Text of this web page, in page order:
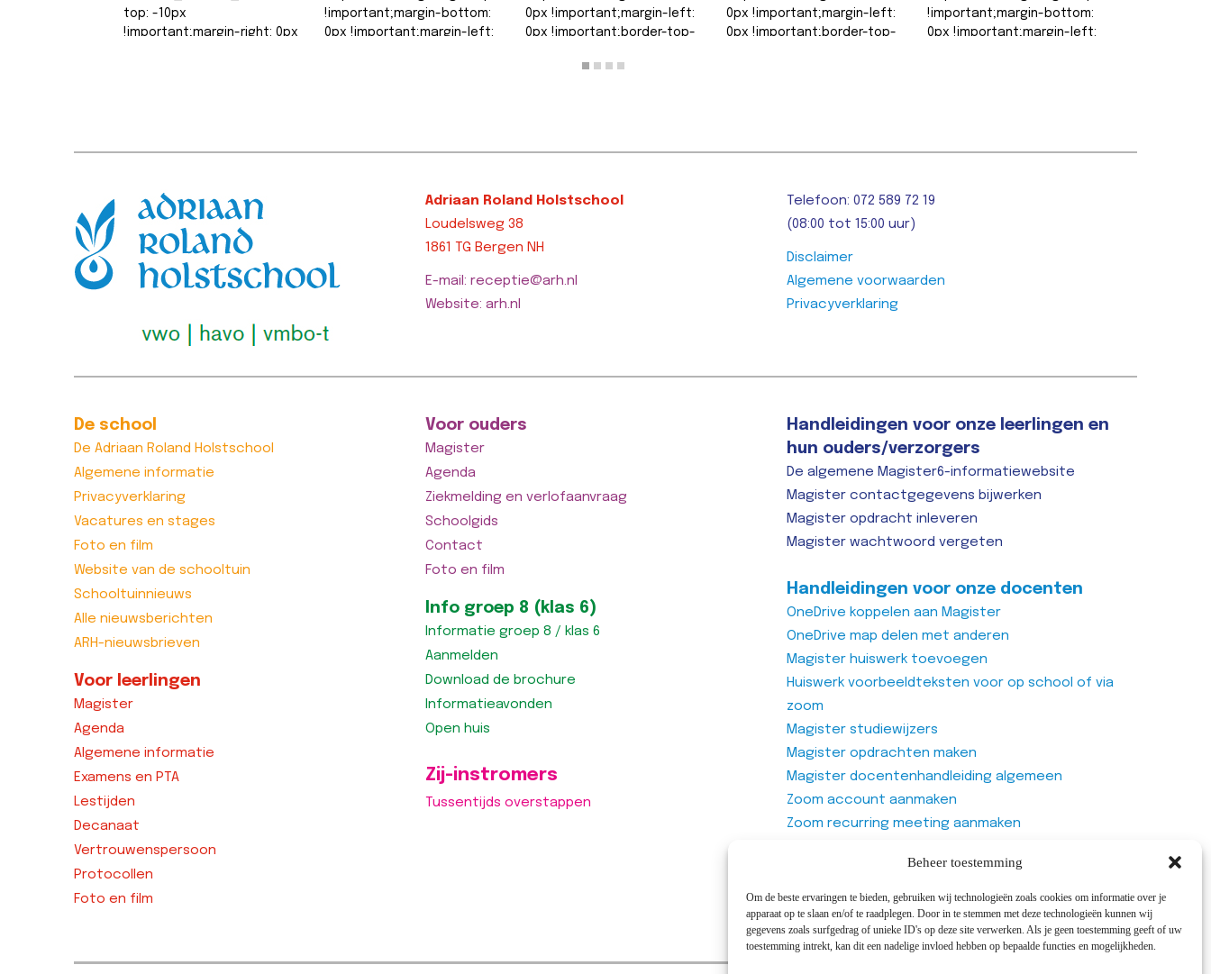
Beheer toestemming
Om de beste ervaringen te bieden, gebruiken wij technologieën zoals cookies om informatie over je
apparaat op te slaan en/of te raadplegen. Door in te stemmen met deze technologieën kunnen wij
gegevens zoals surfgedrag of unieke ID's op deze site verwerken. Als je geen toestemming geeft of uw
toestemming intrekt, kan dit een nadelige invloed hebben op bepaalde functies en mogelijkheden.
top: -10px
!important;margin-right: 0px
!important;margin-bottom:
0px !important;margin-left:
0px !important;margin-left:
0px !important;border-top-
!important;border-right-
0px !important;margin-left:
0px !important;border-top-
!important;margin-bottom:
0px !important;margin-left:
Adriaan Roland Holstschool
Loudelsweg 38
1861 TG Bergen NH
E-mail: receptie@arh.nl
Website: arh.nl
Telefoon: 072 589 72 19
(08:00 tot 15:00 uur)
Disclaimer
Algemene voorwaarden
Privacyverklaring
De school
De Adriaan Roland Holstschool
Algemene informatie
Privacyverklaring
Vacatures en stages
Foto en film
Website van de schooltuin
Schooltuinnieuws
Alle nieuwsberichten
ARH-nieuwsbrieven
Voor leerlingen
Magister
Agenda
Algemene informatie
Examens en PTA
Lestijden
Decanaat
Vertrouwenspersoon
Protocollen
Foto en film
Voor ouders
Magister
Agenda
Ziekmelding en verlofaanvraag
Schoolgids
Contact
Foto en film
Info groep 8 (klas 6)
Informatie groep 8 / klas 6
Aanmelden
Download de brochure
Informatieavonden
Open huis
Zij-instromers
Tussentijds overstappen
Handleidingen voor onze leerlingen en
hun ouders/verzorgers
De algemene Magister6-informatiewebsite
Magister contactgegevens bijwerken
Magister opdracht inleveren
Magister wachtwoord vergeten
Handleidingen voor onze docenten
OneDrive koppelen aan Magister
OneDrive map delen met anderen
Magister huiswerk toevoegen
Huiswerk voorbeeldteksten voor op school of via
zoom
Magister studiewijzers
Magister opdrachten maken
Magister docentenhandleiding algemeen
Zoom account aanmaken
Zoom recurring meeting aanmaken
Vragenlijst van Office365 Forms gebruiken